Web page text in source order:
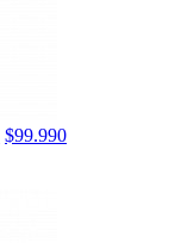
$99.990